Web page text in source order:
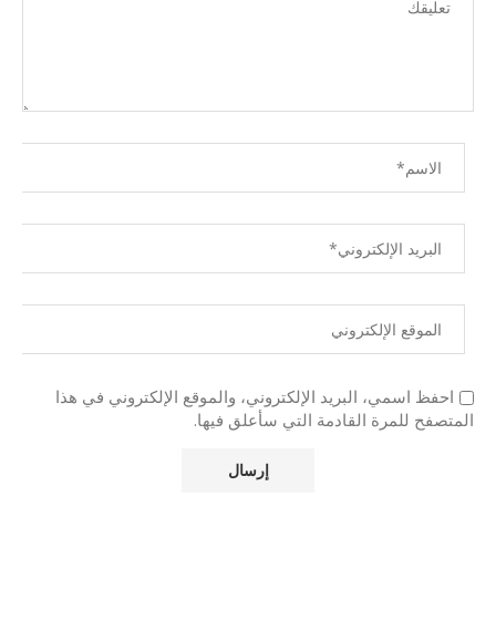
احفظ اسمي، البريد الإلكتروني، والموقع الإلكتروني في هذا
المتصفح للمرة القادمة التي سأعلق فيها.